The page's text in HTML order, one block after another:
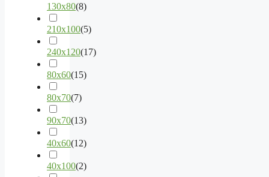
130x80(8)
210x100(5)
240x120(17)
80x60(15)
80x70(7)
90x70(13)
40x60(12)
40x100(2)